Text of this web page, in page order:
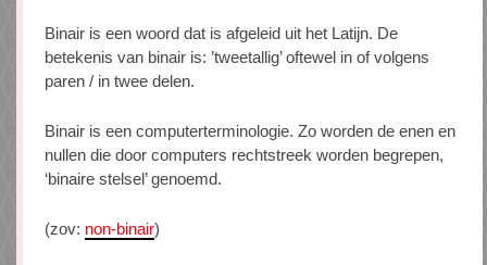
Binair is een woord dat is afgeleid uit het Latijn. De
betekenis van binair is: ’tweetallig’ oftewel in of volgens
paren / in twee delen.
Binair is een computerterminologie. Zo worden de enen en
nullen die door computers rechtstreek worden begrepen,
‘binaire stelsel’ genoemd.
(zov: non-binair)